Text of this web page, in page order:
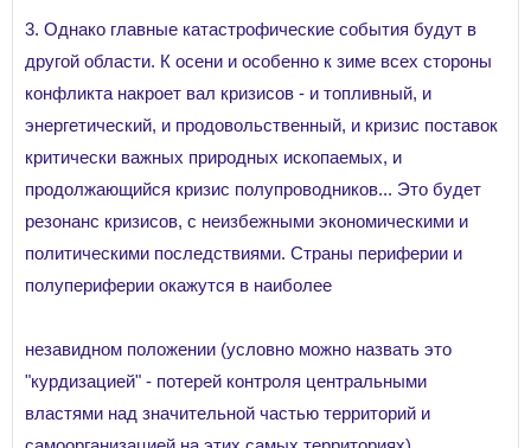
3. Однако главные катастрофические события будут в
другой области. К осени и особенно к зиме всех стороны
конфликта накроет вал кризисов - и топливный, и
энергетический, и продовольственный, и кризис поставок
критически важных природных ископаемых, и
продолжающийся кризис полупроводников... Это будет
резонанс кризисов, с неизбежными экономическими и
политическими последствиями. Страны периферии и
полупериферии окажутся в наиболее
незавидном положении (условно можно назвать это
"курдизацией" - потерей контроля центральными
властями над значительной частью территорий и